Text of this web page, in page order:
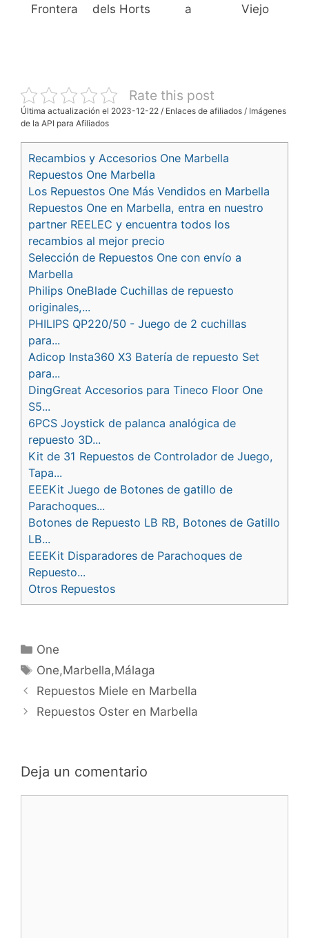
Frontera
dels Horts
a
Viejo
Rate this post
Última actualización el 2023-12-22 / Enlaces de afiliados / Imágenes
de la API para Afiliados
Recambios y Accesorios One Marbella
Repuestos One Marbella
Los Repuestos One Más Vendidos en Marbella
Repuestos One en Marbella, entra en nuestro
partner REELEC y encuentra todos los
recambios al mejor precio
Selección de Repuestos One con envío a
Marbella
Philips OneBlade Cuchillas de repuesto
originales,...
PHILIPS QP220/50 - Juego de 2 cuchillas
para...
Adicop Insta360 X3 Batería de repuesto Set
para...
DingGreat Accesorios para Tineco Floor One
S5...
6PCS Joystick de palanca analógica de
repuesto 3D...
Kit de 31 Repuestos de Controlador de Juego,
Tapa...
EEEKit Juego de Botones de gatillo de
Parachoques...
Botones de Repuesto LB RB, Botones de Gatillo
LB...
EEEKit Disparadores de Parachoques de
Repuesto...
Otros Repuestos
Categorías
One
Etiquetas
One,Marbella,Málaga
Navegación
de
entradas
Repuestos Miele en Marbella
Repuestos Oster en Marbella
Deja un comentario